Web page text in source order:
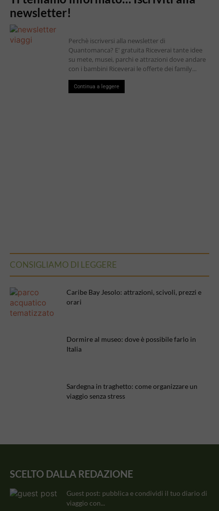
newsletter!
Perchè iscriversi alla newsletter di
Quantomanca? E' gratuita Riceverai tante idee
su mete, musei, parchi e attrazioni dove andare
con i bambini Riceverai le offerte dei family...
Continua a leggere
CONSIGLIAMO DI LEGGERE
Caribe Bay Jesolo: attrazioni, scivoli, prezzi e
orari
Dormire al museo: dove è possibile farlo in
Italia
Sardegna in traghetto: come organizzare un
viaggio senza stress
SCELTO DALLA REDAZIONE
Guest post: pubblica e condividi il tuo diario di
viaggio con...